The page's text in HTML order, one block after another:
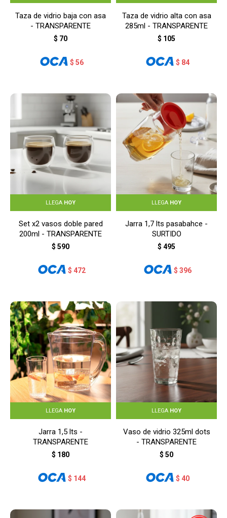
Taza de vidrio baja con asa
- TRANSPARENTE
$ 70
$ 56
Taza de vidrio alta con asa
285ml - TRANSPARENTE
$ 105
$ 84
LLEGA HOY
Set x2 vasos doble pared
200ml - TRANSPARENTE
$ 590
$ 472
LLEGA HOY
Jarra 1,7 lts pasabahce -
SURTIDO
$ 495
$ 396
LLEGA HOY
Jarra 1,5 lts -
TRANSPARENTE
$ 180
$ 144
LLEGA HOY
Vaso de vidrio 325ml dots
- TRANSPARENTE
$ 50
$ 40